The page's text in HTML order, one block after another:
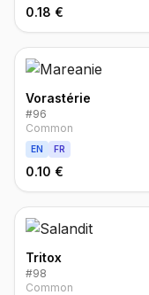
0.18 €
Vorastérie
#96
Common
EN FR
0.10 €
Tritox
#98
Common